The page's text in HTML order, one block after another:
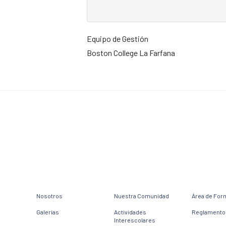
Equipo de Gestión
Boston College La Farfana
Nosotros
Galerías
Nuestra Comunidad
Actividades
Interescolares
Área de